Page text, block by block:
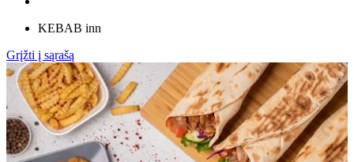
KEBAB inn
Grįžti į sąrašą